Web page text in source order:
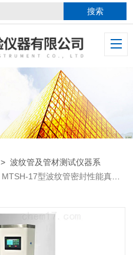
>波纹管及管材测试仪器系
MTSH-17型波纹管密封性能真空